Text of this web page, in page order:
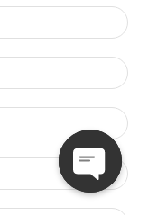
Open